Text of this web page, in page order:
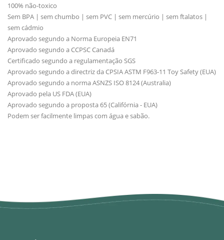
100% não-toxico
Sem BPA | sem chumbo | sem PVC | sem mercúrio | sem ftalatos |
sem cádmio
Aprovado segundo a Norma Europeia EN71
Aprovado segundo a CCPSC Canadá
Certificado segundo a regulamentação SGS
Aprovado segundo a directriz da CPSIA ASTM F963-11 Toy Safety (EUA)
Aprovado segundo a norma ASNZS ISO 8124 (Australia)
Aprovado pela US FDA (EUA)
Aprovado segundo a proposta 65 (Califórnia - EUA)
Podem ser facilmente limpas com água e sabão.